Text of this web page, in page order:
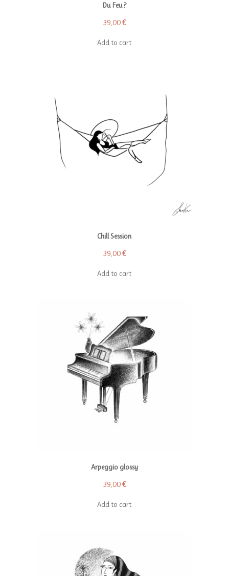
Du Feu ?
39,00€
Add to cart
Chill Session
39,00€
Add to cart
Arpeggio glossy
39,00€
Add to cart